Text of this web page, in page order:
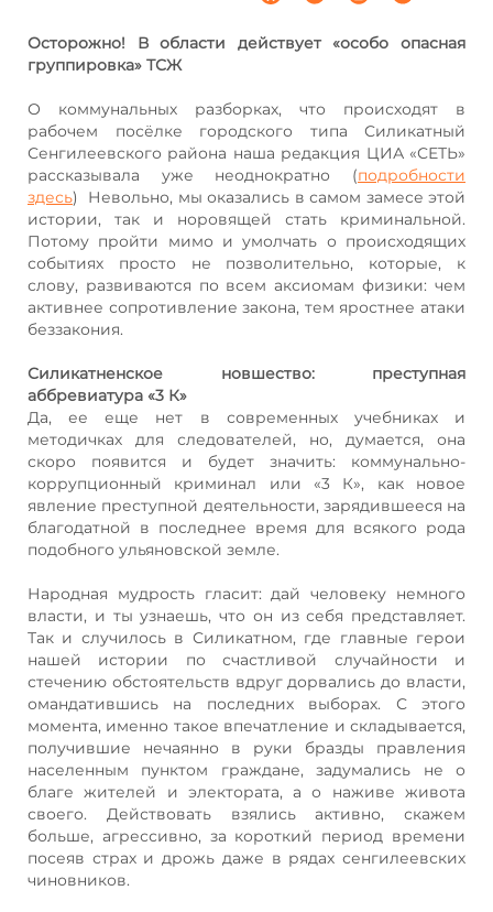
Осторожно! В области действует «особо опасная
группировка» ТСЖ
О коммунальных разборках, что происходят в
рабочем посёлке городского типа Силикатный
Сенгилеевского района наша редакция ЦИА «СЕТЬ»
рассказывала уже неоднократно (подробности
здесь) Невольно, мы оказались в самом замесе этой
истории, так и норовящей стать криминальной.
Потому пройти мимо и умолчать о происходящих
событиях просто не позволительно, которые, к
слову, развиваются по всем аксиомам физики: чем
активнее сопротивление закона, тем яростнее атаки
беззакония.
Силикатненское новшество: преступная
аббревиатура «3 К»
Да, ее еще нет в современных учебниках и
методичках для следователей, но, думается, она
скоро появится и будет значить: коммунально-
коррупционный криминал или «3 К», как новое
явление преступной деятельности, зарядившееся на
благодатной в последнее время для всякого рода
подобного ульяновской земле.
Народная мудрость гласит: дай человеку немного
власти, и ты узнаешь, что он из себя представляет.
Так и случилось в Силикатном, где главные герои
нашей истории по счастливой случайности и
стечению обстоятельств вдруг дорвались до власти,
омандатившись на последних выборах. С этого
момента, именно такое впечатление и складывается,
получившие нечаянно в руки бразды правления
населенным пунктом граждане, задумались не о
благе жителей и электората, а о наживе живота
своего. Действовать взялись активно, скажем
больше, агрессивно, за короткий период времени
посеяв страх и дрожь даже в рядах сенгилеевских
чиновников.